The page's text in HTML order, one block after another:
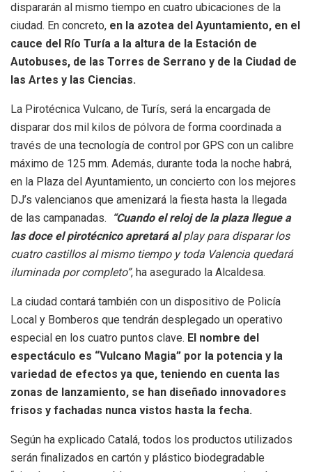
dispararán al mismo tiempo en cuatro ubicaciones de la
ciudad. En concreto, en la azotea del Ayuntamiento, en el
cauce del Río Turía a la altura de la Estación de
Autobuses, de las Torres de Serrano y de la Ciudad de
las Artes y las Ciencias.
La Pirotécnica Vulcano, de Turís, será la encargada de
disparar dos mil kilos de pólvora de forma coordinada a
través de una tecnología de control por GPS con un calibre
máximo de 125 mm. Además, durante toda la noche habrá,
en la Plaza del Ayuntamiento, un concierto con los mejores
DJ’s valencianos que amenizará la fiesta hasta la llegada
de las campanadas.
“Cuando el reloj de la plaza llegue a
las doce el pirotécnico apretará alplay para disparar los
cuatro castillos al mismo tiempo y toda Valencia quedará
iluminada por completo”, ha asegurado la Alcaldesa.
La ciudad contará también con un dispositivo de Policía
Local y Bomberos que tendrán desplegado un operativo
especial en los cuatro puntos clave. El nombre del
espectáculo es “Vulcano Magia” por la potencia y la
variedad de efectos ya que, teniendo en cuenta las
zonas de lanzamiento, se han diseñado innovadores
frisos y fachadas nunca vistos hasta la fecha.
Según ha explicado Catalá, todos los productos utilizados
serán finalizados en cartón y plástico biodegradable